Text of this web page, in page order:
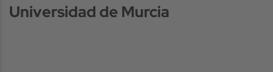
Universidad de Murcia